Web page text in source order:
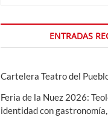
ENTRADAS
Cartelera Teatro del
Feria de la Nuez 2026:
identidad con